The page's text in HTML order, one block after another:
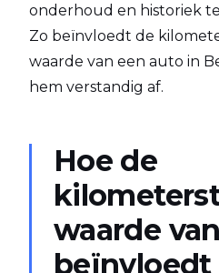
onderhoud en historiek
Zo beïnvloedt de
waarde van een auto in
hem verstandig af.
Hoe de
waarde
beïnvloedt